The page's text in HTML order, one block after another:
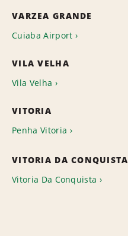
VARZEA GRANDE
Cuiaba Airport
VILA VELHA
Vila Velha
VITORIA
Penha Vitoria
VITORIA DA CONQUISTA
Vitoria Da Conquista